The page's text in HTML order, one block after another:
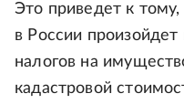
Это приведет к
в России
налогов на
кадастровой